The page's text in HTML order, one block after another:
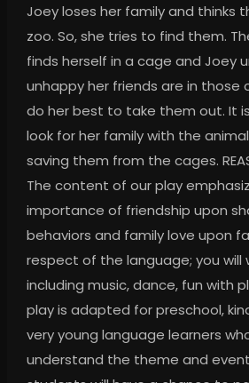
Joey loses her family and thinks
zoo. So, she tries to find them.
finds herself in a cage and Joey
unhappy her friends are in those
do her best to take them out. It
look for her family with the
saving them from the cages.
The content of our play
importance of friendship upon
behaviors and family love upon
respect of the language; you will
including music, dance, fun with
play is adapted for preschool,
very young language learners
understand the theme and